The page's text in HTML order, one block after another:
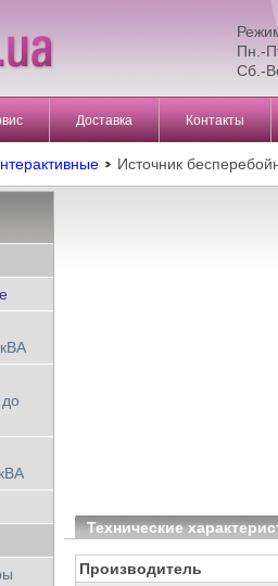
Пн.-
Сб.-
Доставка Контакты
Источник
Технические
Производитель